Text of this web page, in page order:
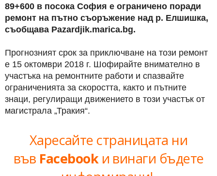
89+600 в посока София е ограничено поради
ремонт на пътно съоръжение над р. Елшишка,
съобщава Pazardjik.marica.bg.
Прогнозният срок за приключване на този ремонт
е 15 октомври 2018 г. Шофирайте внимателно в
участъка на ремонтните работи и спазвайте
ограниченията за скоростта, както и пътните
знаци, регулиращи движението в този участък от
магистрала „Тракия“.
Харесайте страницата ни
във Facebook и винаги бъдете